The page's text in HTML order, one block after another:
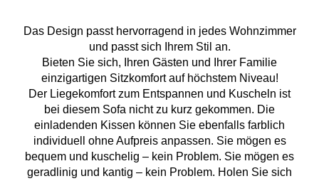
Das Design passt hervorragend in jedes Wohnzimmer
und passt sich Ihrem Stil an.
Bieten Sie sich, Ihren Gästen und Ihrer Familie
einzigartigen Sitzkomfort auf höchstem Niveau!
Der Liegekomfort zum Entspannen und Kuscheln ist
bei diesem Sofa nicht zu kurz gekommen. Die
einladenden Kissen können Sie ebenfalls farblich
individuell ohne Aufpreis anpassen. Sie mögen es
bequem und kuschelig – kein Problem. Sie mögen es
geradlinig und kantig – kein Problem. Holen Sie sich